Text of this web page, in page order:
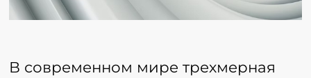
В современном мире трехмерная